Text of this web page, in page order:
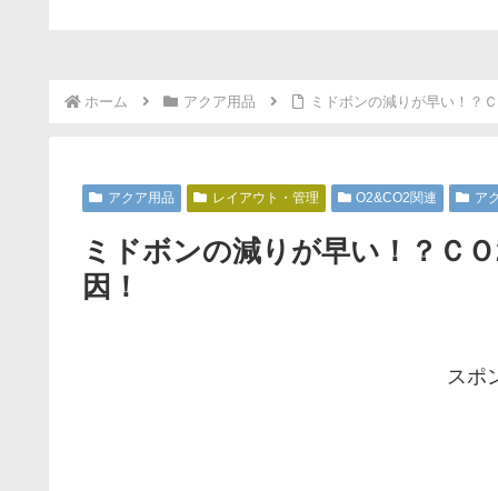
ホーム アクア用品 ミドボンの減りが早い！？
アクア用品 レイアウト・管理 O2&CO2関連 ア
ミドボンの減りが早い！？Ｃ
因！
スポ